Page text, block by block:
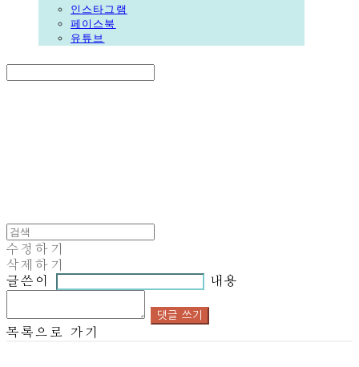
인스타그램
페이스북
유튜브
수정하기
삭제하기
글쓴이
내용
댓글 쓰기
목록으로 가기